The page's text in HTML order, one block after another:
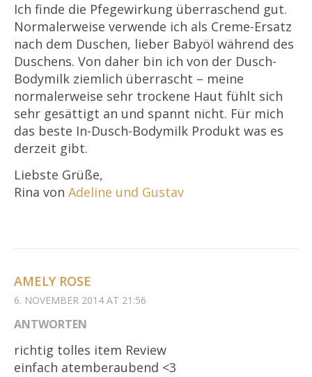
Ich finde die Pfegewirkung überraschend gut.
Normalerweise verwende ich als Creme-Ersatz
nach dem Duschen, lieber Babyöl während des
Duschens. Von daher bin ich von der Dusch-
Bodymilk ziemlich überrascht – meine
normalerweise sehr trockene Haut fühlt sich
sehr gesättigt an und spannt nicht. Für mich
das beste In-Dusch-Bodymilk Produkt was es
derzeit gibt.
Liebste Grüße,
Rina von Adeline und Gustav
AMELY ROSE
6. NOVEMBER 2014 AT 21:56
ANTWORTEN
richtig tolles item Review
einfach atemberaubend <3